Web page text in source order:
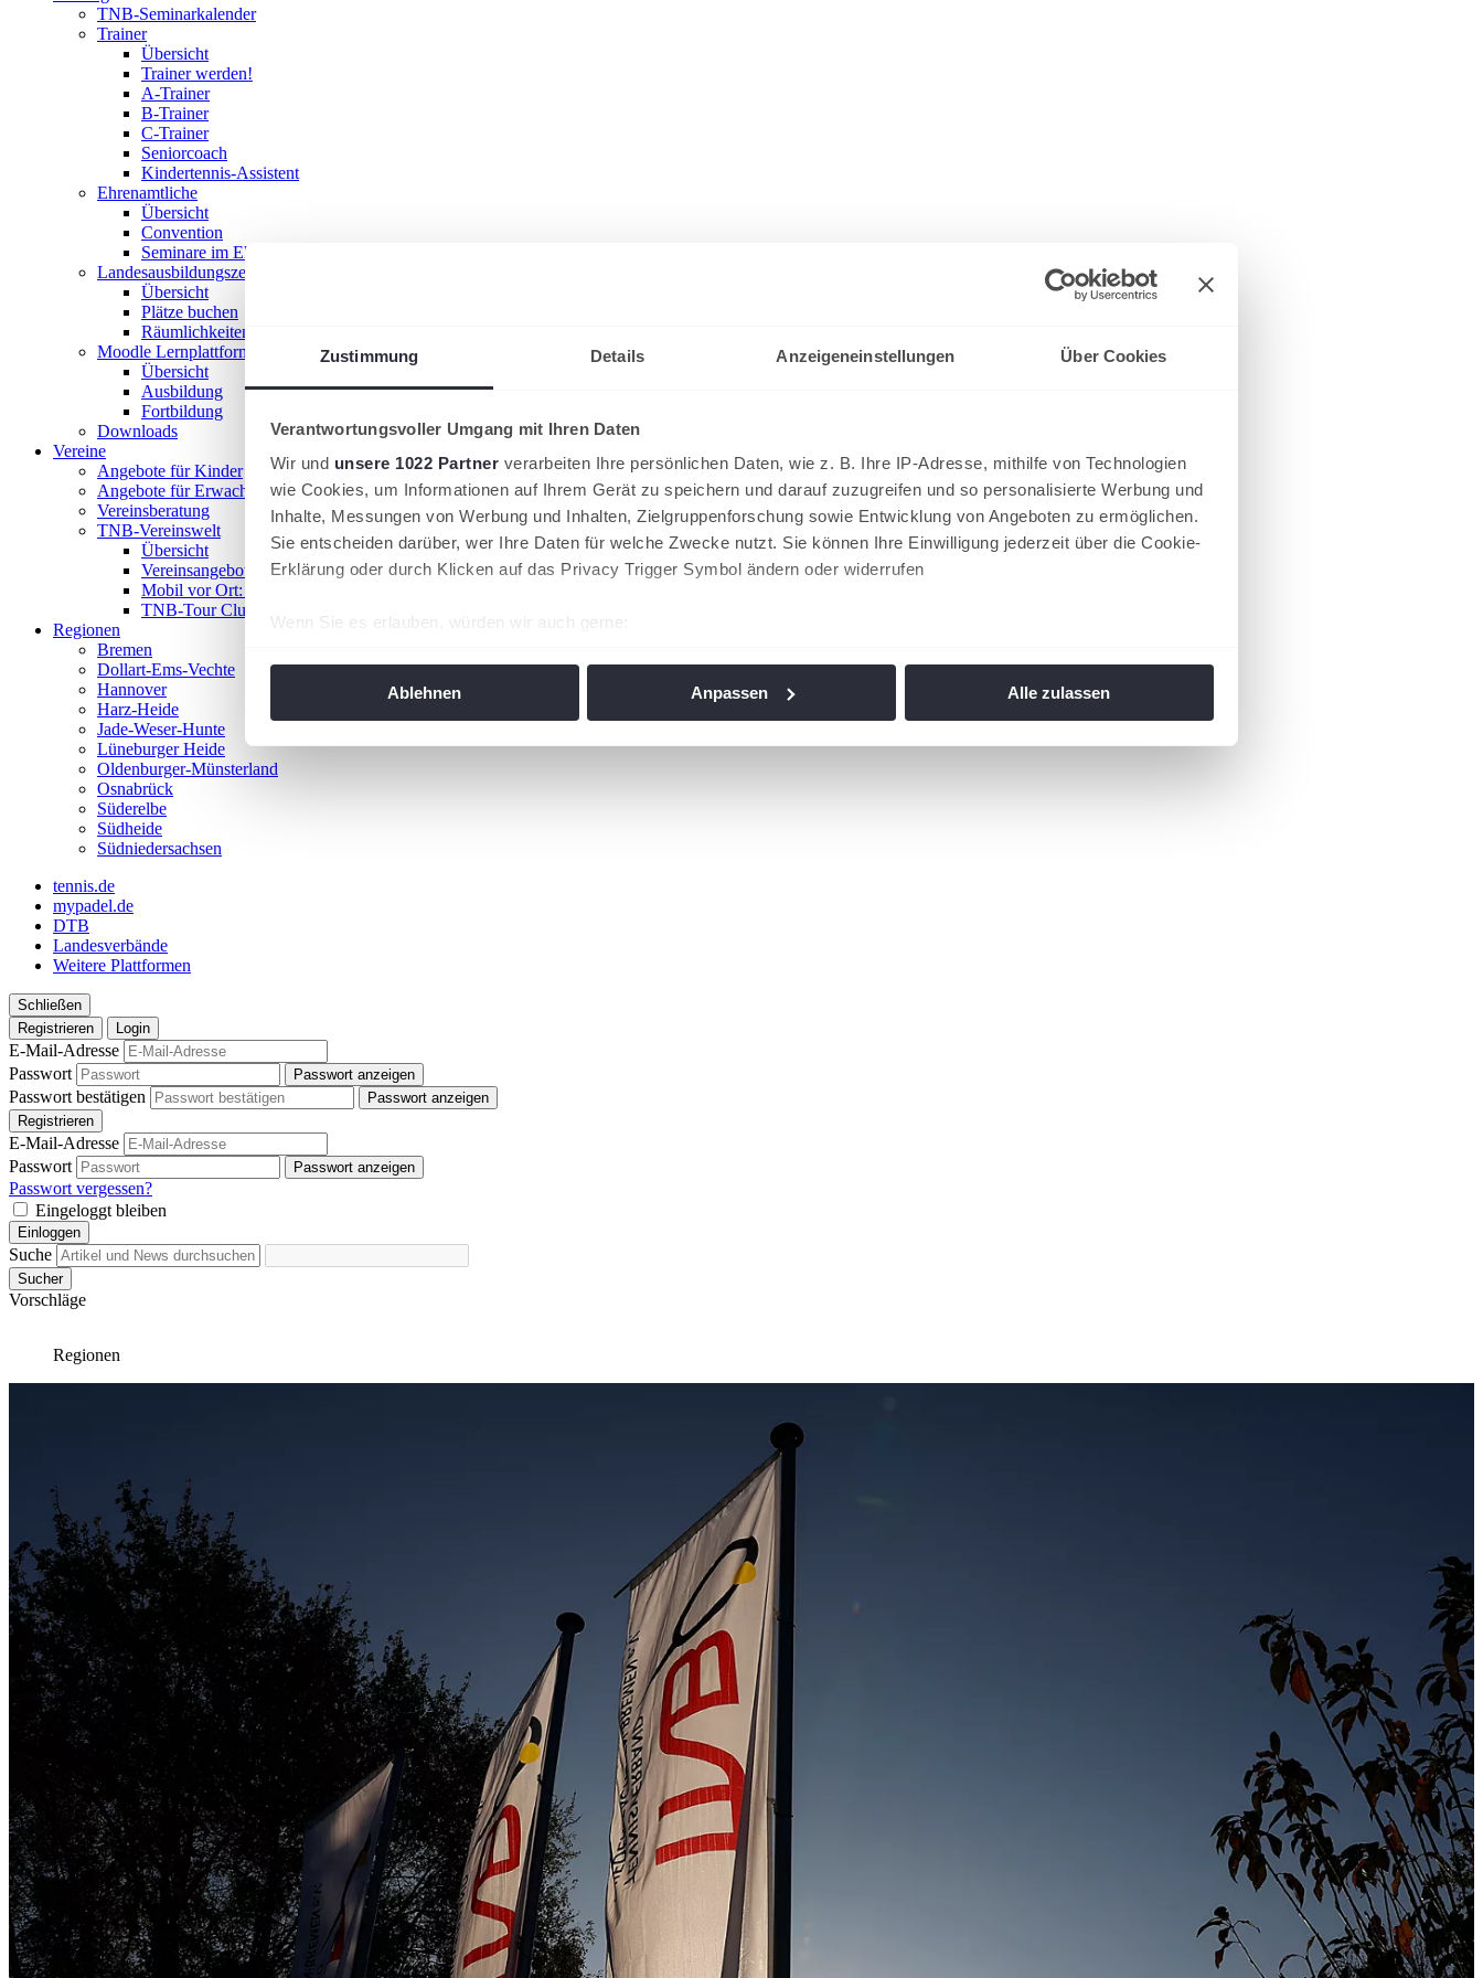
Zustimmung Details Anzeigeneinstellungen Über Cookies
Verantwortungsvoller Umgang mit Ihren Daten
Wir und unsere 1022 Partner verarbeiten Ihre persönlichen Daten, wie z. B. Ihre IP-Adresse, mithilfe von Technologien
wie Cookies, um Informationen auf Ihrem Gerät zu speichern und darauf zuzugreifen und so personalisierte Werbung und
Inhalte, Messungen von Werbung und Inhalten, Zielgruppenforschung sowie Entwicklung von Angeboten zu ermöglichen.
Sie entscheiden darüber, wer Ihre Daten für welche Zwecke nutzt. Sie können Ihre Einwilligung jederzeit über die Cookie-
Erklärung oder durch Klicken auf das Privacy Trigger Symbol ändern oder widerrufen
Wenn Sie es erlauben, würden wir auch gerne:
Ablehnen Anpassen Alle zulassen
TNB-Seminarkalender
Trainer
Übersicht
Trainer werden!
A-Trainer
B-Trainer
C-Trainer
Seniorcoach
Kindertennis-Assistent
Ehrenamtliche
Übersicht
Convention
Seminare im Ehrenamt
Landesausbildungszentrum
Übersicht
Plätze buchen
Räumlichkeiten nutzen
Moodle Lernplattform
Übersicht
Ausbildung
Fortbildung
Downloads
Vereine
Angebote für Kinder
Angebote für Erwachsene
Vereinsberatung
TNB-Vereinswelt
Übersicht
Vereinsangebote
Mobil vor Ort: Das TNB-Mobil
TNB-Tour Clubs
Regionen
Bremen
Dollart-Ems-Vechte
Hannover
Harz-Heide
Jade-Weser-Hunte
Lüneburger Heide
Oldenburger-Münsterland
Osnabrück
Süderelbe
Südheide
Südniedersachsen
tennis.de
mypadel.de
DTB
Landesverbände
Weitere Plattformen
Schließen
Registrieren
Login
E-Mail-Adresse
Passwort
Passwort anzeigen
Passwort bestätigen
Passwort anzeigen
Registrieren
E-Mail-Adresse
Passwort
Passwort anzeigen
Passwort vergessen?
Eingeloggt bleiben
Einloggen
Suche
Sucher
Vorschläge
Regionen